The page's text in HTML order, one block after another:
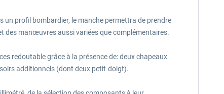
un profil bombardier, le manche permettra de prendre
des manœuvres aussi variées que complémentaires.
redoutable grâce à la présence de: deux chapeaux
additionnels (dont deux petit-doigt).